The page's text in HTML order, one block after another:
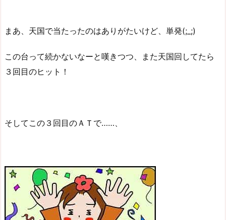
まあ、天国で当たったのはありがたいけど、単発(;_;)
この台って続かないなーと嘆きつつ、また天国回してたら
３回目のヒット！
そしてこの３回目のＡＴで……、